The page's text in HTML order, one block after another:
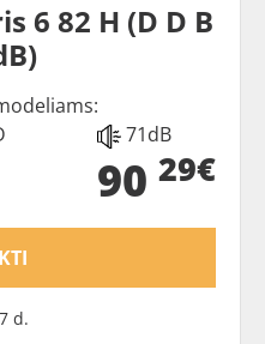
6 82 H (D D B
71dB
90 29€
d.